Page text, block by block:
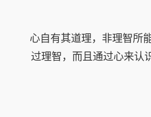
心自有其道理，非理智所
过理智，而且通过心来